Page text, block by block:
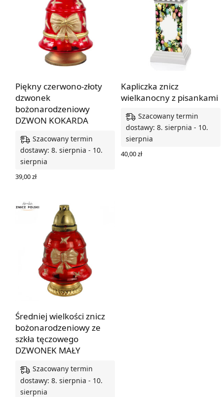
Piękny czerwono-złoty
dzwonek
bożonarodzeniowy
DZWON KOKARDA
Szacowany termin
dostawy: 8. sierpnia - 10.
sierpnia
39,00zł
Kapliczka znicz
wielkanocny z pisankami
Szacowany termin
dostawy: 8. sierpnia - 10.
sierpnia
40,00zł
Średniej wielkości znicz
bożonarodzeniowy ze
szkła tęczowego
DZWONEK MAŁY
Szacowany termin
dostawy: 8. sierpnia - 10.
sierpnia